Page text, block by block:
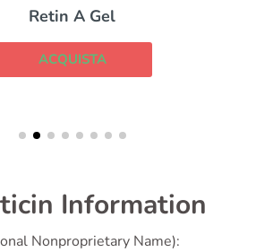
Retin A Gel
ACQUISTA
Information
Nonproprietary Name):